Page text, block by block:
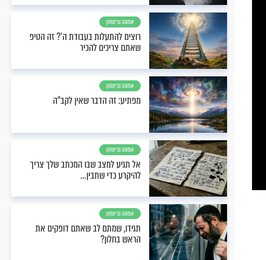
אמונה וביטחון
רוצים להתעלות בעבודת ה'? זה הטיפ
שאתם צריכים להכיר
אמונה וביטחון
מפתיע: זה הדבר שאין לקב"ה
אמונה וביטחון
אל תגיע למצב שבו המכתב שלך צריך
להיקרע כדי שתבין...
אמונה וביטחון
תגידו, שמתם לב שאתם דופקים את
הראש בחלון?